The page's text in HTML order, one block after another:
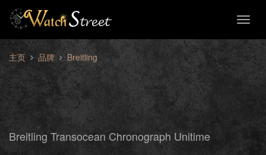
主页 品牌 Breitling
Breitling Transocean Chronograph Unitime